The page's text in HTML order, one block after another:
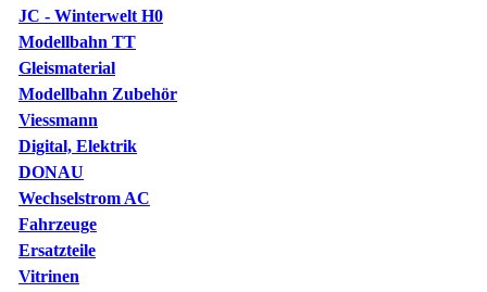
JC - Winterwelt H0
Modellbahn TT
Gleismaterial
Modellbahn Zubehör
Viessmann
Digital, Elektrik
DONAU
Wechselstrom AC
Fahrzeuge
Ersatzteile
Vitrinen